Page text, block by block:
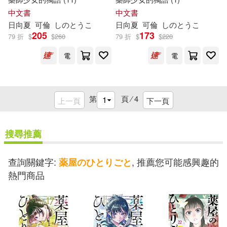
中文書
日向夏 可倫 しのと うこ
79 折 $205 $260
電
中文書
日向夏 可倫 しのと うこ
79 折 $173 $220
電
上一頁 第 頁 ⁄4 下一頁
搜尋推薦
查詢關鍵字: 薬屋のひとりごと, 推薦您可能感興趣的
熱門商品